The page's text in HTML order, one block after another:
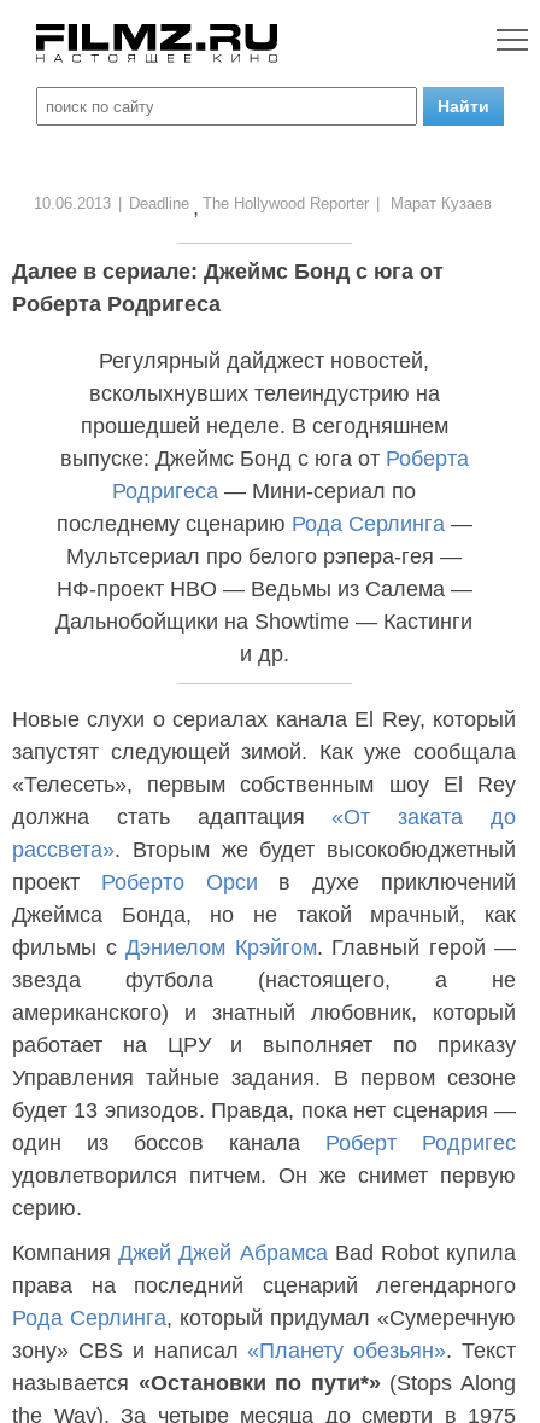
10.06.2013 Deadline , The Hollywood Reporter Марат Кузаев
Далее в сериале: Джеймс Бонд с юга от
Роберта Родригеса
Регулярный дайджест новостей,
всколыхнувших телеиндустрию на
прошедшей неделе. В сегодняшнем
выпуске: Джеймс Бонд с юга от Роберта
Родригеса — Мини-сериал по
последнему сценарию Рода Серлинга—
Мультсериал про белого рэпера-гея —
НФ-проект HBO — Ведьмы из Салема —
Дальнобойщики на Showtime — Кастинги
и др.
Новые слухи о сериалах канала El Rey, который
запустят следующей зимой. Как уже сообщала
«Телесеть», первым собственным шоу El Rey
должна стать адаптация«От заката до
рассвета». Вторым же будет высокобюджетный
проект Роберто Орси в духе приключений
Джеймса Бонда, но не такой мрачный, как
фильмы с Дэниелом Крэйгом. Главный герой —
звезда футбола (настоящего, а не
американского) и знатный любовник, который
работает на ЦРУ и выполняет по приказу
Управления тайные задания. В первом сезоне
будет 13 эпизодов. Правда, пока нет сценария —
один из боссов канала Роберт Родригес
удовлетворился питчем. Он же снимет первую
серию.
КомпанияДжей Джей АбрамсаBad Robot купила
права на последний сценарий легендарного
Рода Серлинга, который придумал «Сумеречную
зону» CBS и написал«Планету обезьян». Текст
называется «Остановки по пути*»(Stops Along
the Way). За четыре месяца до смерти в 1975